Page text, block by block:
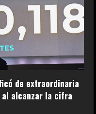
de extraordinaria
alcanzar la cifra